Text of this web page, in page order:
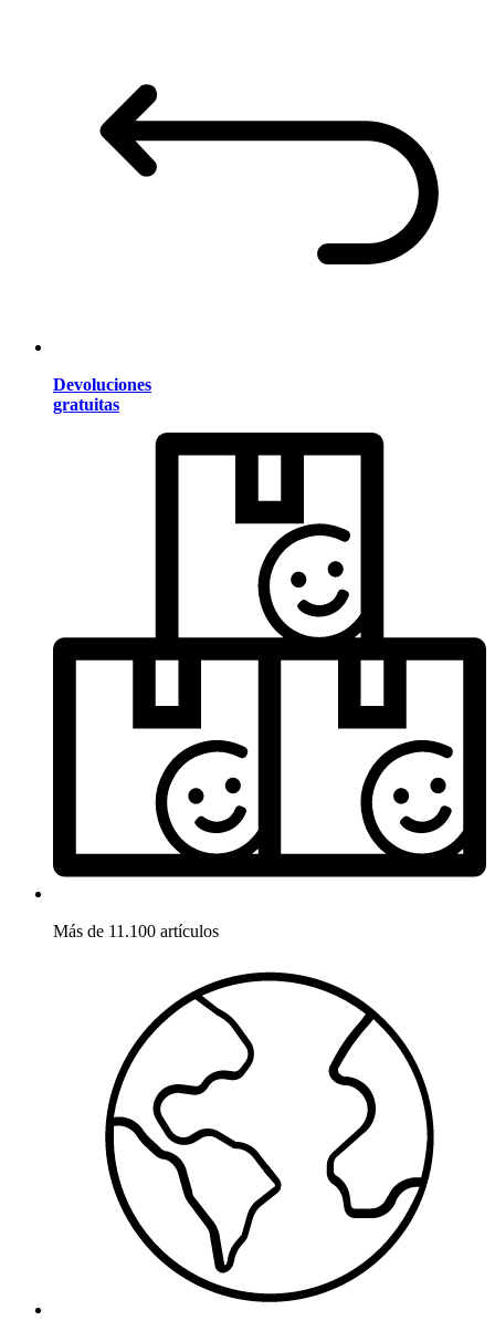
Devoluciones
gratuitas
Más de 11.100 artículos